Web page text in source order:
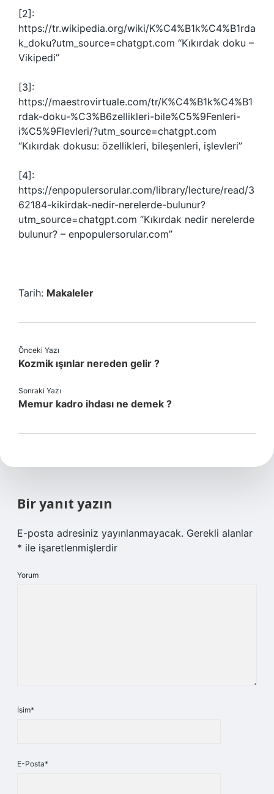
[2]:
https://tr.wikipedia.org/wiki/K%C4%B1k%C4%B1rda
k_doku?utm_source=chatgpt.com “Kıkırdak doku –
Vikipedi”
[3]:
https://maestrovirtuale.com/tr/K%C4%B1k%C4%B1
rdak-doku-%C3%B6zellikleri-bile%C5%9Fenleri-
i%C5%9Flevleri/?utm_source=chatgpt.com
“Kıkırdak dokusu: özellikleri, bileşenleri, işlevleri”
[4]:
https://enpopulersorular.com/library/lecture/read/3
62184-kikirdak-nedir-nerelerde-bulunur?
utm_source=chatgpt.com “Kıkırdak nedir nerelerde
bulunur? – enpopulersorular.com”
Tarih: Makaleler
Önceki Yazı
Kozmik ışınlar nereden gelir ?
Sonraki Yazı
Memur kadro ihdası ne demek ?
Bir yanıt yazın
E-posta adresiniz yayınlanmayacak. Gerekli alanlar
* ile işaretlenmişlerdir
Yorum
İsim*
E-Posta*